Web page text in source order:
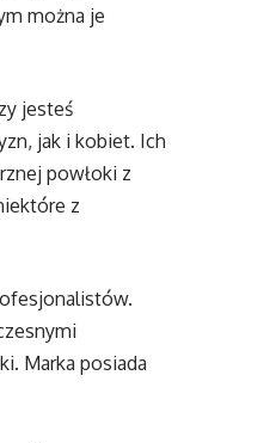
można je
jesteś
jak i kobiet. Ich
powłoki z
z
Marka posiada